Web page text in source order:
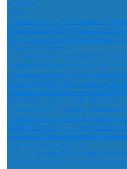
Новости
Фото
1 октября 2023 - Чемпионат и
Приволжского Федерального
(Вид спорта: Восточное Боевое
Нижний Новгород
12 ноября 2022 - Чемпионат и
Ульяновской области по КАРАТЭ
участников от 6 до 17 лет; 18 лет и
8 октября 2022 - Чемпионат и
Ульяновской области по КОБУДО
Восточное Боевое Единоборство)
9 октября 2022 -
САМУРАЙ" по КАРАТЭ WKF.
КУМИТЭ от 6 до 17 лет; КАТА от 6
и старше. Начинающие
пояса) возраста 6-11 лет
12 и 14 октября 2022: Турнир-
ГВАРДЕЕЦ по КАРАТЭ и